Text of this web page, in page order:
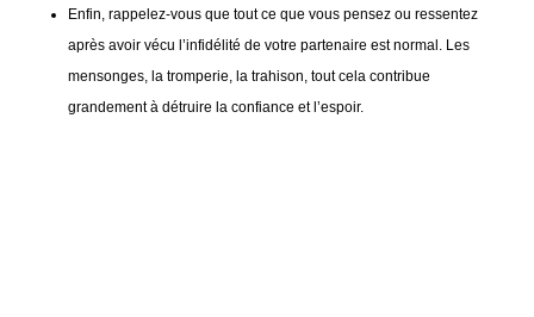
Enfin, rappelez-vous que tout ce que vous pensez ou ressentez
après avoir vécu l’infidélité de votre partenaire est normal. Les
mensonges, la tromperie, la trahison, tout cela contribue
grandement à détruire la confiance et l’espoir.